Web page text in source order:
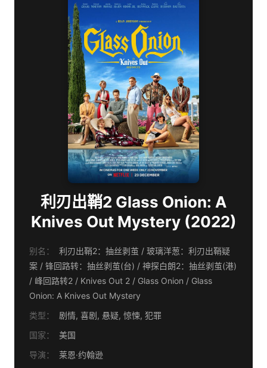
利刃出鞘2 Glass Onion: A
Knives Out Mystery (2022)
别名：
利刃出鞘2：抽丝剥茧 / 玻璃洋葱：利刃出鞘疑
案 / 锋回路转：抽丝剥茧(台) / 神探白朗2：抽丝剥茧(港)
/ 峰回路转2 / Knives Out‎ 2 / Glass Onion / Glass
Onion: A Knives Out Mystery
类型：
剧情, 喜剧, 悬疑, 惊悚, 犯罪
国家：
美国
导演：
莱恩·约翰逊